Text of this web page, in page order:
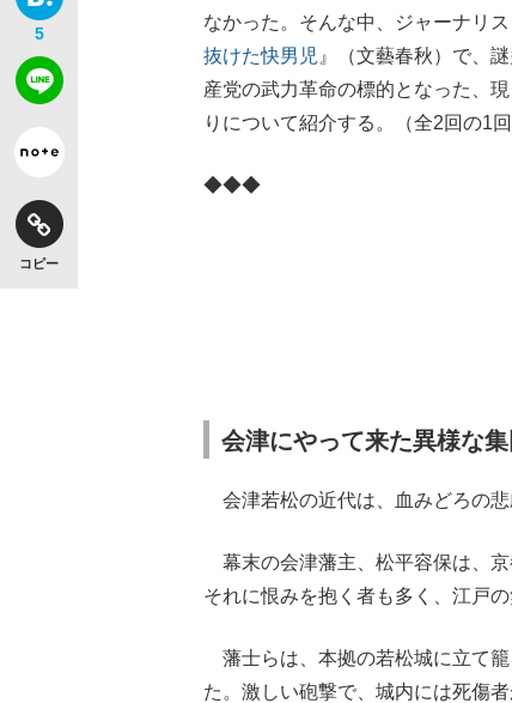
5
コピー
なかった。そんな中、ジャーナリ
抜けた快男児 』（文藝春秋）で、
産党の武力革命の標的となった、
りについて紹介する。（全2回の1
◆◆◆
会津にやって来た異様な集
会津若松の近代は、血みどろの悲
幕末の会津藩主、松平容保は、京
それに恨みを抱く者も多く、江戸
藩士らは、本拠の若松城に立て
た。激しい砲撃で、城内には死傷